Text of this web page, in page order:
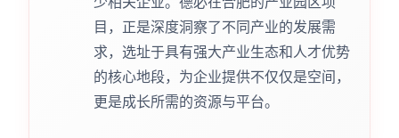
目，正是深度洞察了不同产业的发展需
求，选址于具有强大产业生态和人才优势
的核心地段，为企业提供不仅仅是空间，
更是成长所需的资源与平台。